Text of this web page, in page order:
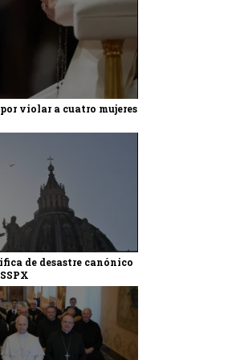
violar a cuatro mujeres
de desastre canónico